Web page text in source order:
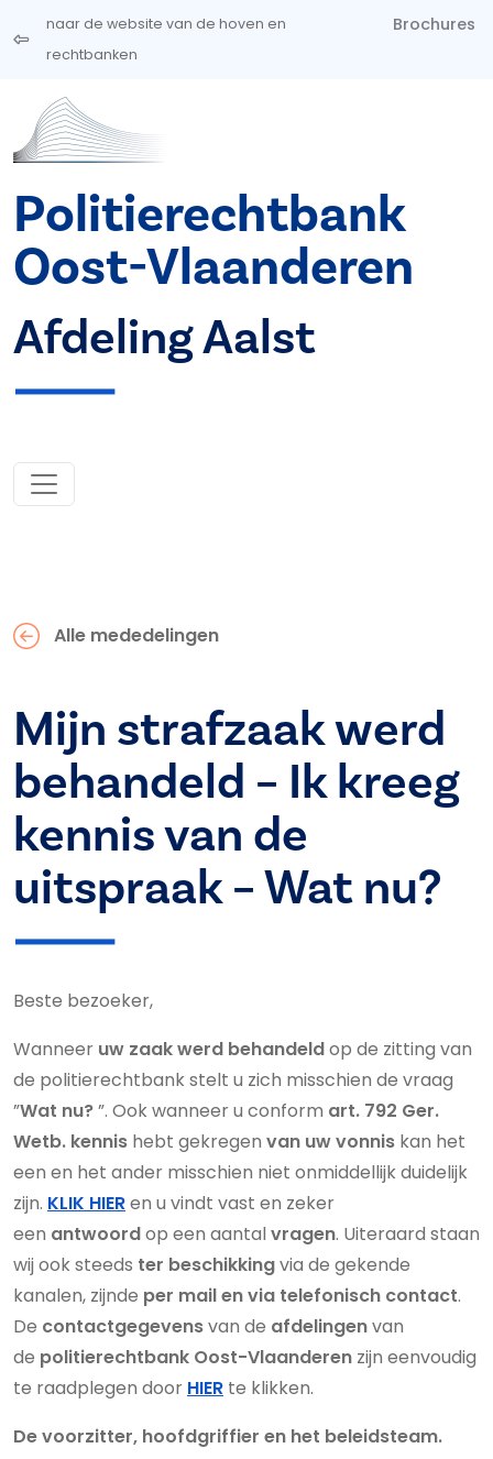
Overslaan en naar de inhoud gaan
naar de website van de hoven en
rechtbanken
Brochures
Politierechtbank
Oost-Vlaanderen
Afdeling Aalst
Alle mededelingen
Mijn strafzaak werd
behandeld – Ik kreeg
kennis van de
uitspraak – Wat nu?
Beste bezoeker,
Wanneer uw zaakwerd behandeldop de zitting van
de politierechtbank stelt u zich misschien de vraag
”Wat nu?”. Ook wanneer u conform art. 792 Ger.
Wetb. kennis hebt gekregen van uw vonnis kan het
een en het ander misschien niet onmiddellijk duidelijk
zijn. KLIK HIERen u vindt vast en zeker
een antwoordop een aantal vragen. Uiteraard staan
wij ook steeds ter beschikkingvia de gekende
kanalen, zijnde per mail en via telefonisch contact.
De contactgegevensvan de afdelingenvan
de politierechtbank Oost-Vlaanderen zijn eenvoudig
te raadplegen door HIER te klikken.
De voorzitter, hoofdgriffier en het beleidsteam.